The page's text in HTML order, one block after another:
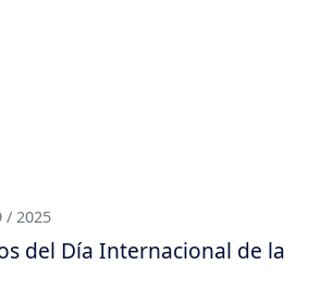
/ 2025
del Día Internacional de la